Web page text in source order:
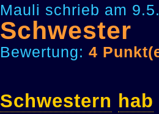
Mauli schrieb am
Schwester
Bewertung: 4
Schwestern hab